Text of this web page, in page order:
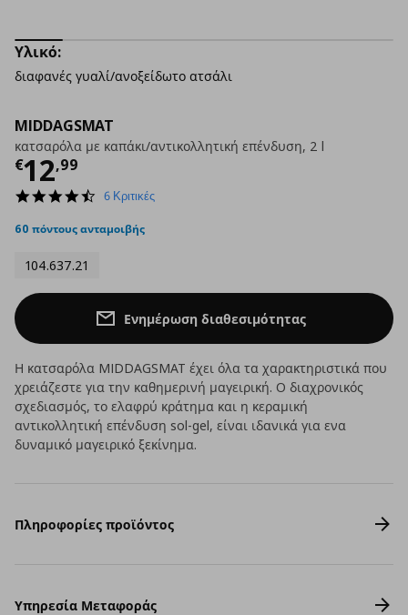
MIDDAGSMAT
κατσαρόλα με καπάκι/αντικολλητική επένδυση, 2 l
€12,99
Τρέχουσα τιμή
4.3
rating
6 Κριτικές
60 πόντους ανταμοιβής
104.637.21
Υλικό:
διαφανές γυαλί/ανοξείδωτο ατσάλι
Ενημέρωση διαθεσιμότητας
Η κατσαρόλα MIDDAGSMAT έχει όλα τα χαρακτηριστικά που
χρειάζεστε για την καθημερινή μαγειρική. O διαχρονικός
σχεδιασμός, το ελαφρύ κράτημα και η κεραμική
αντικολλητική επένδυση sol-gel, είναι ιδανικά για ενα
δυναμικό μαγειρικό ξεκίνημα.
Πληροφορίες προϊόντος
Υπηρεσία Μεταφοράς